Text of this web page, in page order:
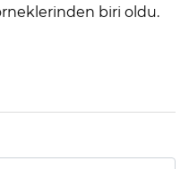
biri oldu.